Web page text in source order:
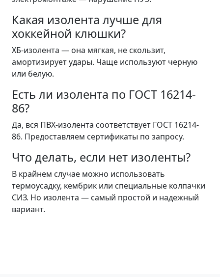
Какая изолента лучше для
хоккейной клюшки?
ХБ-изолента — она мягкая, не скользит,
амортизирует удары. Чаще используют черную
или белую.
Есть ли изолента по ГОСТ 16214-
86?
Да, вся ПВХ-изолента соответствует ГОСТ 16214-
86. Предоставляем сертификаты по запросу.
Что делать, если нет изоленты?
В крайнем случае можно использовать
термоусадку, кембрик или специальные колпачки
СИЗ. Но изолента — самый простой и надежный
вариант.